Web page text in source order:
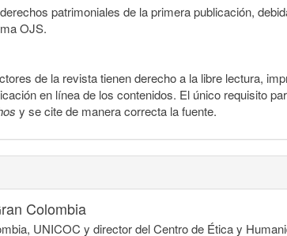
patrimoniales de la primera publicación,
OJS.
de la revista tienen derecho a la libre lectura,
en línea de los contenidos. El único requisito
y se cite de manera correcta la fuente.
Colombia
UNICOC y director del Centro de Ética y